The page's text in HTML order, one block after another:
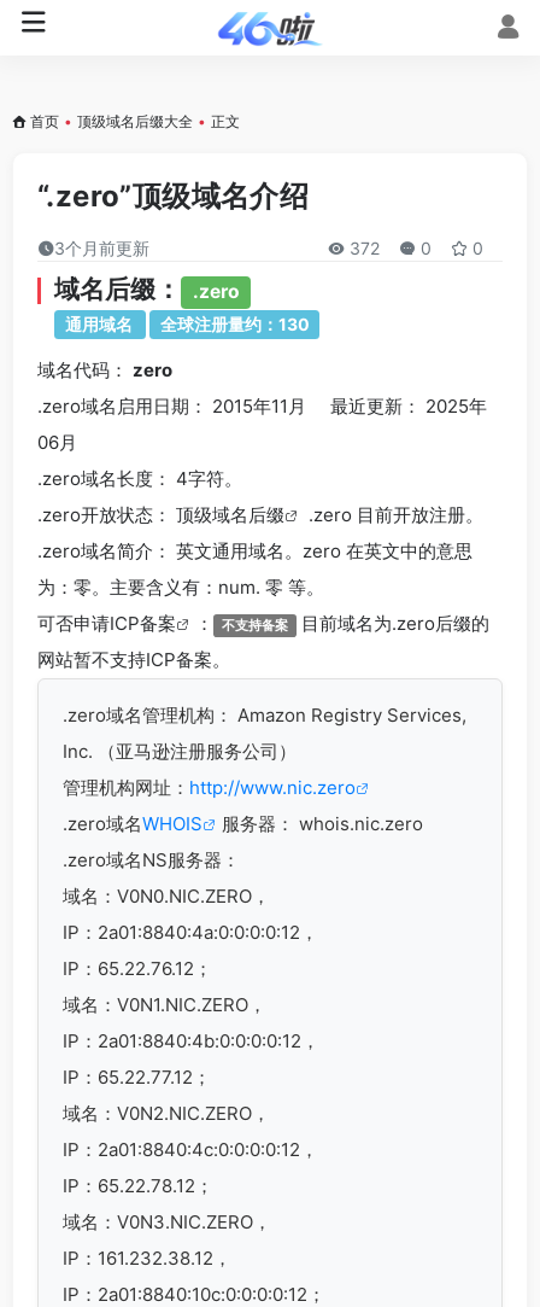
首页 • 顶级域名后缀大全 • 正文
“.zero”顶级域名介绍
3个月前更新 372 0 0
域名后缀： .zero
通用域名 全球注册量约：130
域名代码： zero
.zero域名 启用日期： 2015年11月 最近更新： 2025年
06月
.zero域名长度： 4字符。
.zero开放状态： 顶级域名后缀
.zero 目前开放注册。
.zero域名简介： 英文通用域名。zero 在英文中的意思
为：零。主要含义有：num. 零 等。
可否申请ICP备案 ： 不支持备案 目前域名为.zero后缀的
网站暂不支持ICP备案。
.zero域名管理机构： Amazon Registry Services,
Inc. （亚马逊注册服务公司）
管理机构网址： http://www.nic.zero
.zero域名WHOIS
服务器： whois.nic.zero
.zero域名NS服务器：
域名：V0N0.NIC.ZERO，
IP：2a01:8840:4a:0:0:0:0:12，
IP：65.22.76.12；
域名：V0N1.NIC.ZERO，
IP：2a01:8840:4b:0:0:0:0:12，
IP：65.22.77.12；
域名：V0N2.NIC.ZERO，
IP：2a01:8840:4c:0:0:0:0:12，
IP：65.22.78.12；
域名：V0N3.NIC.ZERO，
IP：161.232.38.12，
IP：2a01:8840:10c:0:0:0:0:12；